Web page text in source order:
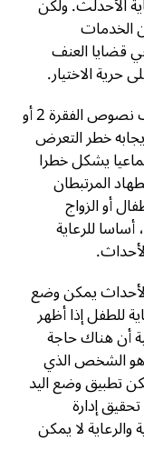
الخدمات
في قضايا العنف
حرية الاختيار.
يمكن أن يحصل الطفل على الرعاية حسب نصوص الفقرة 2 أو
خطر التعرض
يشكل خطرا
المرتبطان
أو الزواج
للرعاية
رعاية الأحداث يمكن وضع
للطفل إذا أظهر
أن هناك حاجة
هو الشخص الذي
تطبيق وضع اليد
إدارة
لا يمكن